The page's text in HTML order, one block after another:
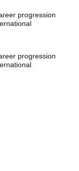
progression
progression